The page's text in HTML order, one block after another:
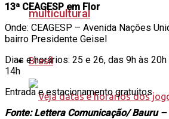
multicultural
Brasil
13ª CEAGESP em Flor
Onde: CEAGESP – Avenida Nações
bairro Presidente Geisel
Dias e horários: 25 e 26, das 9h às
14h
Entrada e estacionamento gratuitos
Fonte: Lettera Comunicação/ Bauru